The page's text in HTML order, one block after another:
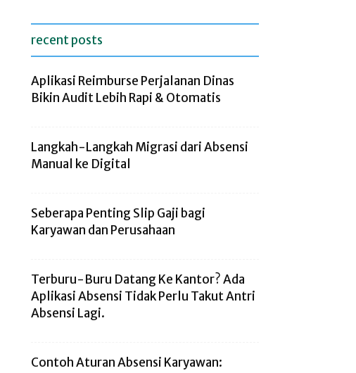
recent posts
Aplikasi Reimburse Perjalanan Dinas
Bikin Audit Lebih Rapi & Otomatis
Langkah-Langkah Migrasi dari Absensi
Manual ke Digital
Seberapa Penting Slip Gaji bagi
Karyawan dan Perusahaan
Terburu-Buru Datang Ke Kantor? Ada
Aplikasi Absensi Tidak Perlu Takut Antri
Absensi Lagi.
Contoh Aturan Absensi Karyawan: